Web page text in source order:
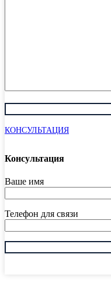
КОНСУЛЬТАЦИЯ
Консультация
Ваше имя
Телефон для связи